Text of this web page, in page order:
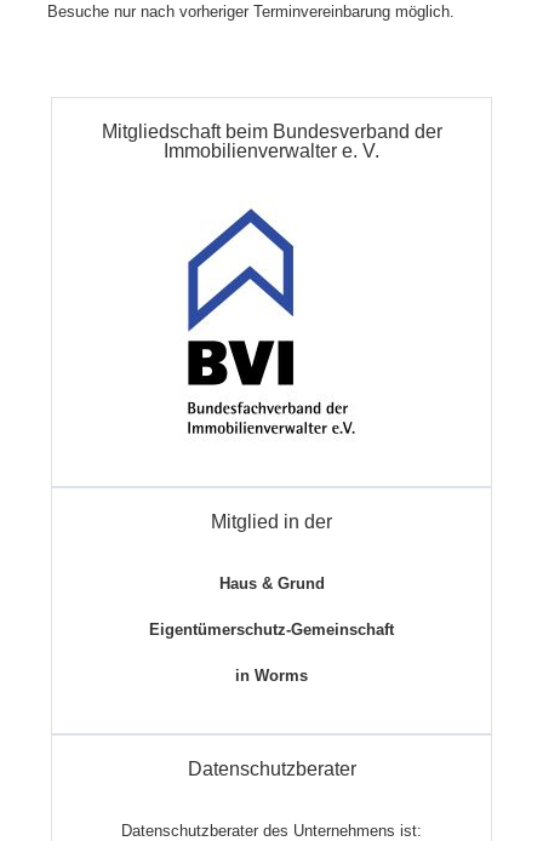
Besuche nur nach vorheriger Terminvereinbarung möglich.
Mitgliedschaft beim Bundesverband der
Immobilienverwalter e. V.
Mitglied in der
Haus & Grund
Eigentümerschutz-Gemeinschaft
in Worms
Datenschutzberater
Datenschutzberater des Unternehmens ist: